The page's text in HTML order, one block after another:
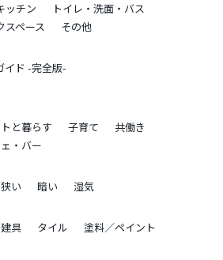
ッチン
トイレ・洗面・バス
スペース
その他
イド -完全版-
と暮らす 子育て
共働き
・バー
狭い 暗い
湿気
具 タイル
塗料／ペイント